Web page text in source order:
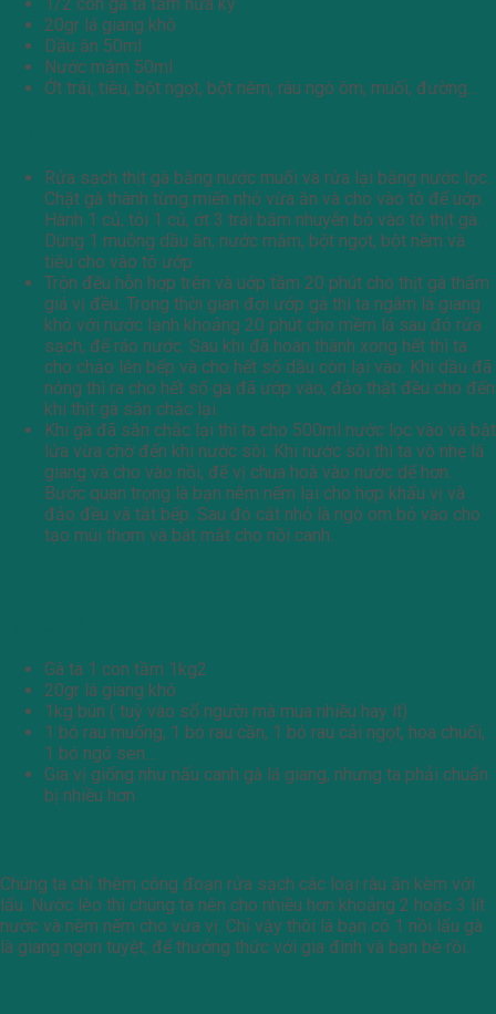
20gr lá giang khô
Dầu ăn 50ml
Nước mắm 50ml
Ớt trái, tiêu, bột ngọt, bột nêm, ràu ngò ôm, muối, đường…
Rửa sạch thịt gà bằng nước muối và rửa lại bằng nước lọc.
Chặt gà thành từng miến nhỏ vừa ăn và cho vào tô để uớp.
Hành 1 củ, tỏi 1 củ, ớt 3 trái băm nhuyễn bỏ vào tô thịt gà.
Dùng 1 muỗng dầu ăn, nước mắm, bột ngọt, bột nềm và
tiêu cho vào tô ướp
Trộn đều hỗn hợp trên và uớp tầm 20 phút cho thịt gà thấm
giá vị đều. Trong thời gian đợi ướp gà thì ta ngâm lá giang
khô với nước lạnh khoảng 20 phút cho mềm lá sau đó rửa
sạch, để ráo nước. Sau khi đã hoàn thành xong hết thì ta
cho chảo lên bếp và cho hết số dầu còn lại vào. Khi dầu đã
nóng thì ra cho hết số gà đã ướp vào, đảo thật đều cho đến
khi thịt gà săn chắc lại.
Khi gà đã săn chắc lại thì ta cho 500ml nước lọc vào và bật
lửa vừa chờ đến khi nước sôi. Khi nước sôi thì ta vò nhẹ lá
giang và cho vào nồi, để vị chua hoà vào nước dể hơn.
Bước quan trọng là bạn nêm nếm lại cho hợp khẩu vị và
đảo đều và tắt bếp. Sau đó cắt nhỏ là ngò om bỏ vào cho
tạo mùi thơm và bát mắt cho nồi canh.
Gà ta 1 con tầm 1kg2
20gr lá giang khô
1kg bún ( tuỳ vào số người mà mua nhiều hay ít)
1 bó rau muống, 1 bó rau cần, 1 bó rau cải ngọt, hoa chuối,
1 bó ngó sen…
Gia vị giống như nấu canh gà lá giang, nhưng ta phải chuẩn
bị nhiều hơn
Chúng ta chỉ thêm công đoạn rửa sạch các loại ràu ăn kèm với
lẩu. Nước lèo thì chúng ta nên cho nhiều hơn khoảng 2 hoặc 3 lít
nước và nêm nếm cho vừa vị. Chỉ vậy thôi là bạn có 1 nồi lẩu gà
là giang ngon tuyệt, để thưởng thức với gia đình và bạn bè rồi.